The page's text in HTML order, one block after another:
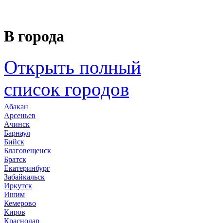
В города
Открыть полный
список городов
Абакан
Арсеньев
Ачинск
Барнаул
Бийск
Благовещенск
Братск
Екатеринбург
Забайкальск
Иркутск
Ишим
Кемерово
Киров
Краснодар